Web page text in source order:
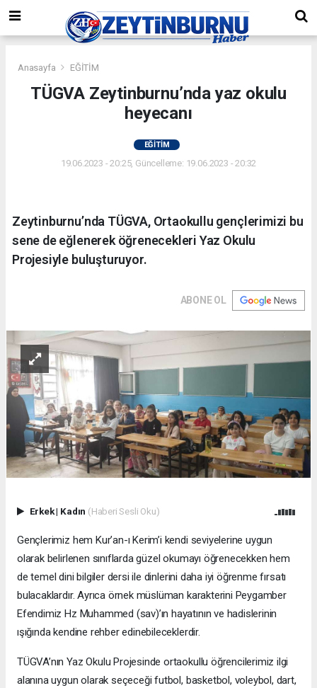
Anasayfa EĞİTİM
TÜGVA Zeytinburnu’nda yaz okulu
heyecanı
EĞİTİM
19.06.2023 - 20:25, Güncelleme: 19.06.2023 - 20:32
Zeytinburnu’nda TÜGVA, Ortaokullu gençlerimizi bu
sene de eğlenerek öğrenecekleri Yaz Okulu
Projesiyle buluşturuyor.
ABONE OL
Erkek| Kadın (Haberi Sesli Oku)
Gençlerimiz hem Kur’an-ı Kerim’i kendi seviyelerine uygun
olarak belirlenen sınıflarda güzel okumayı öğrenecekken hem
de temel dini bilgiler dersi ile dinlerini daha iyi öğrenme fırsatı
bulacaklardır. Ayrıca örnek müslüman karakterini Peygamber
Efendimiz Hz Muhammed (sav)’ın hayatının ve hadislerinin
ışığında kendine rehber edinebileceklerdir.
TÜGVA’nın Yaz Okulu Projesinde ortaokullu öğrencilerimiz ilgi
alanına uygun olarak seçeceği futbol, basketbol, voleybol, dart,